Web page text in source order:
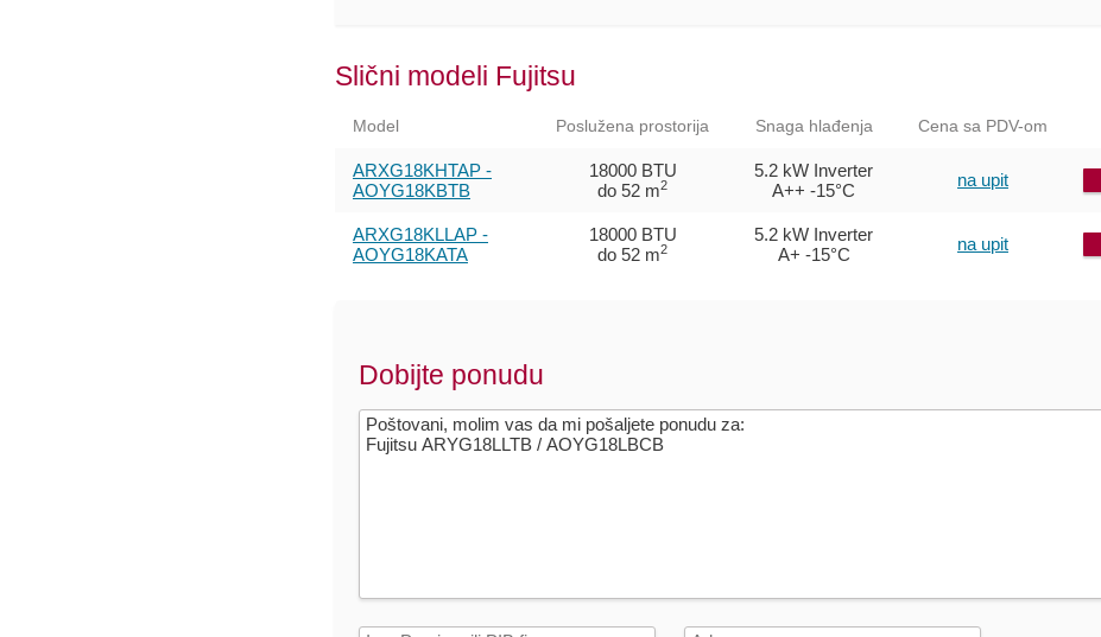
Slični modeli Fujitsu
Model Poslužena prostorija Snaga hlađenja Cena sa PDV-om
ARXG18KHTAP -
AOYG18KBTB
18000 BTU
do 52 m2
5.2 kW Inverter
A++ -15°C
na upit
ARXG18KLLAP -
AOYG18KATA
18000 BTU
do 52 m2
5.2 kW Inverter
A+ -15°C
na upit
Dobijte ponudu